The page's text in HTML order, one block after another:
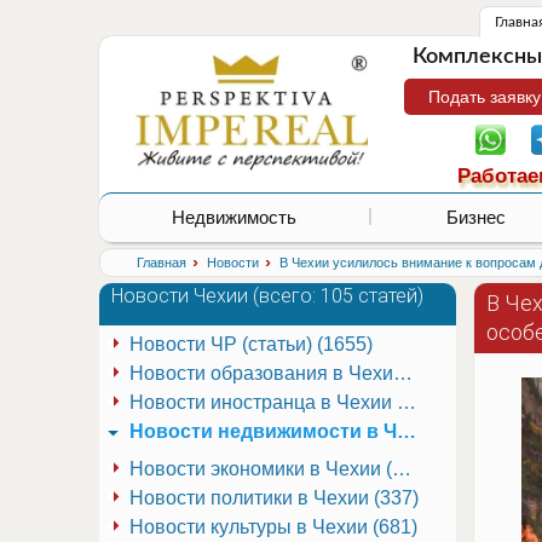
Подать
Недвижимость Бизнес
Главная › Новости › В Чехии усилилось внимание к вопросам
В
Новости Чехии (всего: 105 статей)
Новости иностранца в Чехии (223)
Новости культуры в Чехии (681)
Новости недвижимости в Чехии (337)
Новости образования в Чехии (251)
Новости политики в Чехии (337)
Новости ЧР (статьи) (1655)
Новости экономики в Чехии (941)